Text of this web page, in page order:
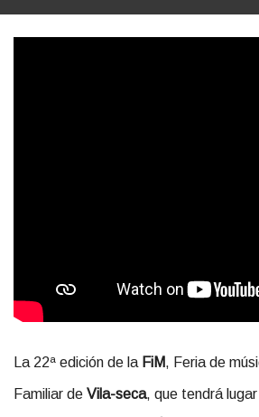
La 22ª edición de la FiM, Feria de
Familiar de Vila-seca, que tendrá